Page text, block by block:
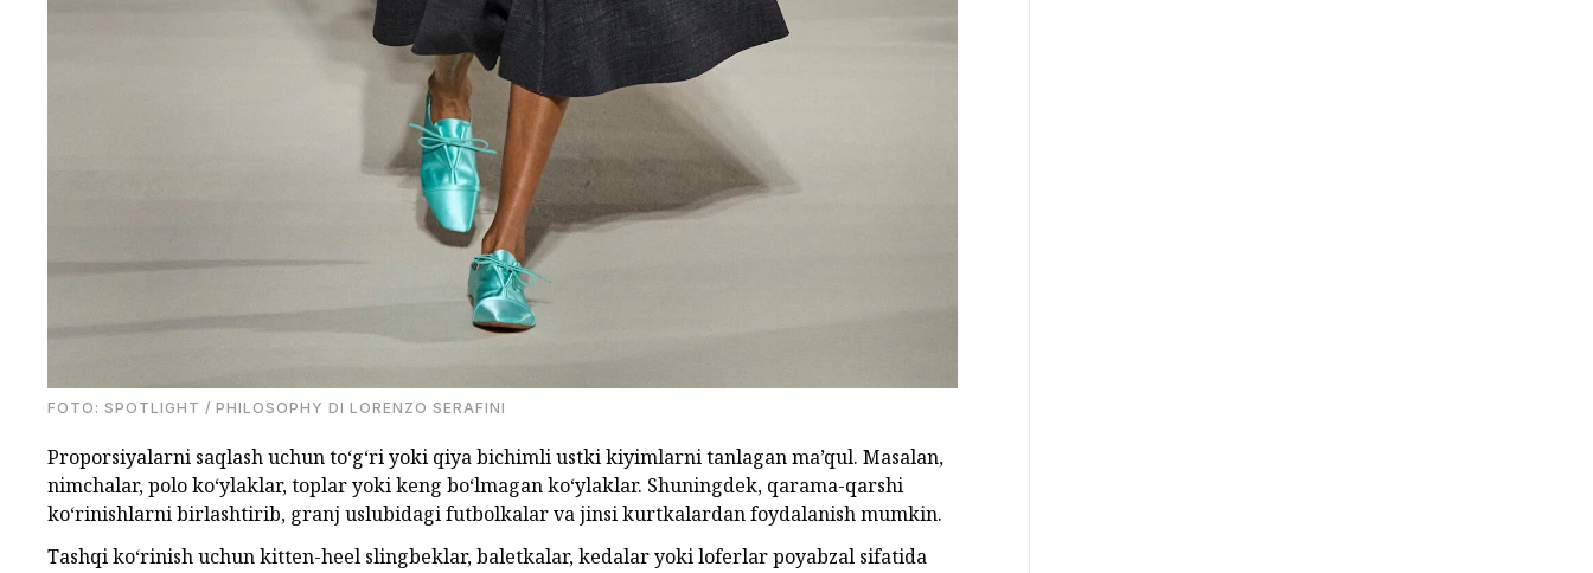
FOTO: SPOTLIGHT / PHILOSOPHY DI LORENZO SERAFINI
Proporsiyalarni saqlash uchun to‘g‘ri yoki qiya bichimli ustki kiyimlarni tanlagan ma’qul. Masalan,
nimchalar, polo ko‘ylaklar, toplar yoki keng bo‘lmagan ko‘ylaklar. Shuningdek, qarama-qarshi
ko‘rinishlarni birlashtirib, granj uslubidagi futbolkalar va jinsi kurtkalardan foydalanish mumkin.
Tashqi ko‘rinish uchun kitten-heel slingbeklar, baletkalar, kedalar yoki loferlar poyabzal sifatida